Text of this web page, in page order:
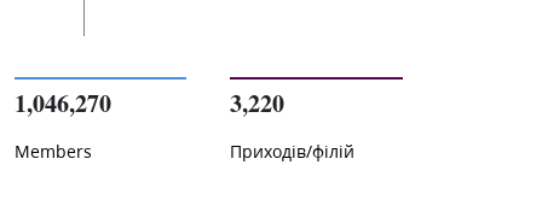
1,046,270
Members
3,220
Приходів/філій